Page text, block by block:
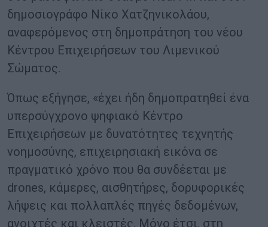
δημοσιογράφο Νίκο Χατζηνικολάου,
αναφερόμενος στη δημοπράτηση του νέου
Κέντρου Επιχειρήσεων του Λιμενικού
Σώματος.
Όπως εξήγησε, «έχει ήδη δημοπρατηθεί ένα
υπερσύγχρονο ψηφιακό Κέντρο
Επιχειρήσεων με δυνατότητες τεχνητής
νοημοσύνης, επιχειρησιακή εικόνα σε
πραγματικό χρόνο που θα συνδέεται με
drones, κάμερες, αισθητήρες, δορυφορικές
λήψεις και πολλαπλές πηγές δεδομένων,
ανοιχτές και κλειστές. Μόνο έτσι, στη